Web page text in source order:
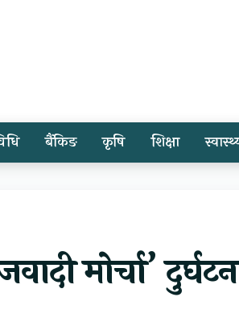
बैंकिङ कृषि शिक्षा
मोर्चा’